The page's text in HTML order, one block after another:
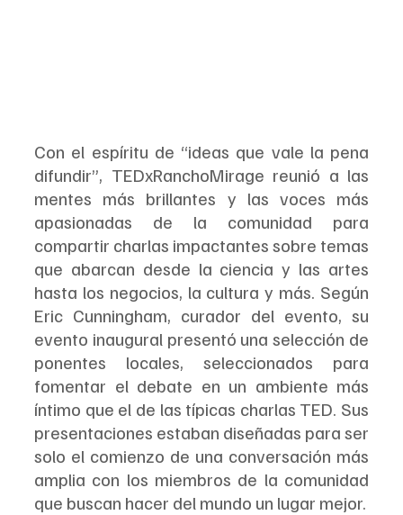
Con el espíritu de “ideas que vale la pena
difundir”, TEDxRanchoMirage reunió a las
mentes más brillantes y las voces más
apasionadas de la comunidad para
compartir charlas impactantes sobre temas
que abarcan desde la ciencia y las artes
hasta los negocios, la cultura y más. Según
Eric Cunningham, curador del evento, su
evento inaugural presentó una selección de
ponentes locales, seleccionados para
fomentar el debate en un ambiente más
íntimo que el de las típicas charlas TED. Sus
presentaciones estaban diseñadas para ser
solo el comienzo de una conversación más
amplia con los miembros de la comunidad
que buscan hacer del mundo un lugar mejor.